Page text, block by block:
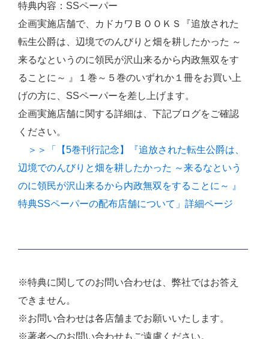
特典内容：SSペーパー
企画実施店舗で、カドカワＢＯＯＫＳ『追放された
転生公爵は、辺境でのんびりと畑を耕したかった ～
来るなというのに領民が沢山来るから内政無双をす
ることに～ 』１巻～５巻のいずれか１冊をお買い上
げの方に、SSペーパーを差し上げます。
企画実施店舗に関する詳細は、下記ブログをご確認
ください。
＞＞「【5巻刊行記念】『追放された転生公爵は、
辺境でのんびりと畑を耕したかった ～来るなという
のに領民が沢山来るから内政無双をすることに～ 』
特典SSペーパーの配布店舗について」詳細ページ
※特典に関してのお問い合わせは、弊社ではお答え
できません。
※お問い合わせは各店舗までお願いいたします。
※著者へのお問い合わせもご遠慮ください。